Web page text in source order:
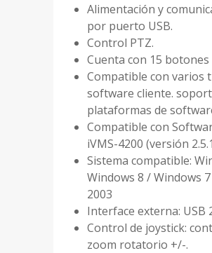
Alimentación y
por puerto USB.
Control PTZ.
Cuenta con 15
Compatible con varios
software cliente.
plataformas de
Compatible con
iVMS-4200 (versión
Sistema compatible:
Windows 8 / Windows
2003
Interface externa: USB
Control de joystick:
zoom rotatorio +/-.